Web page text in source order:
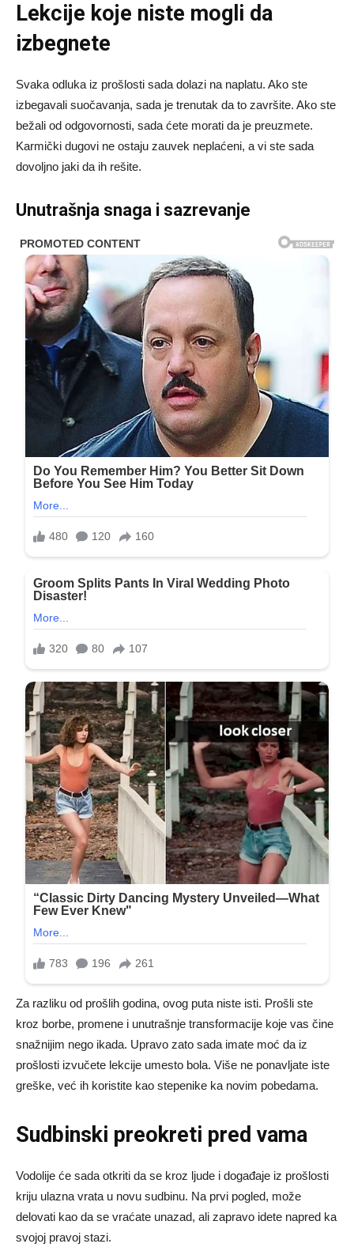
Lekcije koje niste mogli da
izbegnete
Svaka odluka iz prošlosti sada dolazi na naplatu. Ako ste
izbegavali suočavanja, sada je trenutak da to završite. Ako ste
bežali od odgovornosti, sada ćete morati da je preuzmete.
Karmički dugovi ne ostaju zauvek neplaćeni, a vi ste sada
dovoljno jaki da ih rešite.
Unutrašnja snaga i sazrevanje
Za razliku od prošlih godina, ovog puta niste isti. Prošli ste
kroz borbe, promene i unutrašnje transformacije koje vas čine
snažnijim nego ikada. Upravo zato sada imate moć da iz
prošlosti izvučete lekcije umesto bola. Više ne ponavljate iste
greške, već ih koristite kao stepenike ka novim pobedama.
Sudbinski preokreti pred vama
Vodolije će sada otkriti da se kroz ljude i događaje iz prošlosti
kriju ulazna vrata u novu sudbinu. Na prvi pogled, može
delovati kao da se vraćate unazad, ali zapravo idete napred ka
svojoj pravoj stazi.